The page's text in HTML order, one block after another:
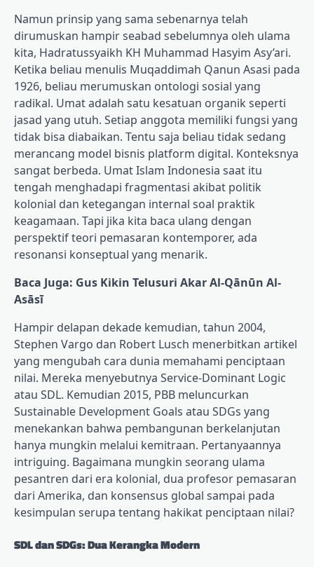
Namun prinsip yang sama sebenarnya telah
dirumuskan hampir seabad sebelumnya oleh ulama
kita, Hadratussyaikh KH Muhammad Hasyim Asy’ari.
Ketika beliau menulis Muqaddimah Qanun Asasi pada
1926, beliau merumuskan ontologi sosial yang
radikal. Umat adalah satu kesatuan organik seperti
jasad yang utuh. Setiap anggota memiliki fungsi yang
tidak bisa diabaikan. Tentu saja beliau tidak sedang
merancang model bisnis platform digital. Konteksnya
sangat berbeda. Umat Islam Indonesia saat itu
tengah menghadapi fragmentasi akibat politik
kolonial dan ketegangan internal soal praktik
keagamaan. Tapi jika kita baca ulang dengan
perspektif teori pemasaran kontemporer, ada
resonansi konseptual yang menarik.
Baca Juga: Gus Kikin Telusuri Akar Al-Qānūn Al-
Asāsī
Hampir delapan dekade kemudian, tahun 2004,
Stephen Vargo dan Robert Lusch menerbitkan artikel
yang mengubah cara dunia memahami penciptaan
nilai. Mereka menyebutnya Service-Dominant Logic
atau SDL. Kemudian 2015, PBB meluncurkan
Sustainable Development Goals atau SDGs yang
menekankan bahwa pembangunan berkelanjutan
hanya mungkin melalui kemitraan. Pertanyaannya
intriguing. Bagaimana mungkin seorang ulama
pesantren dari era kolonial, dua profesor pemasaran
dari Amerika, dan konsensus global sampai pada
kesimpulan serupa tentang hakikat penciptaan nilai?
SDL dan SDGs: Dua Kerangka Modern